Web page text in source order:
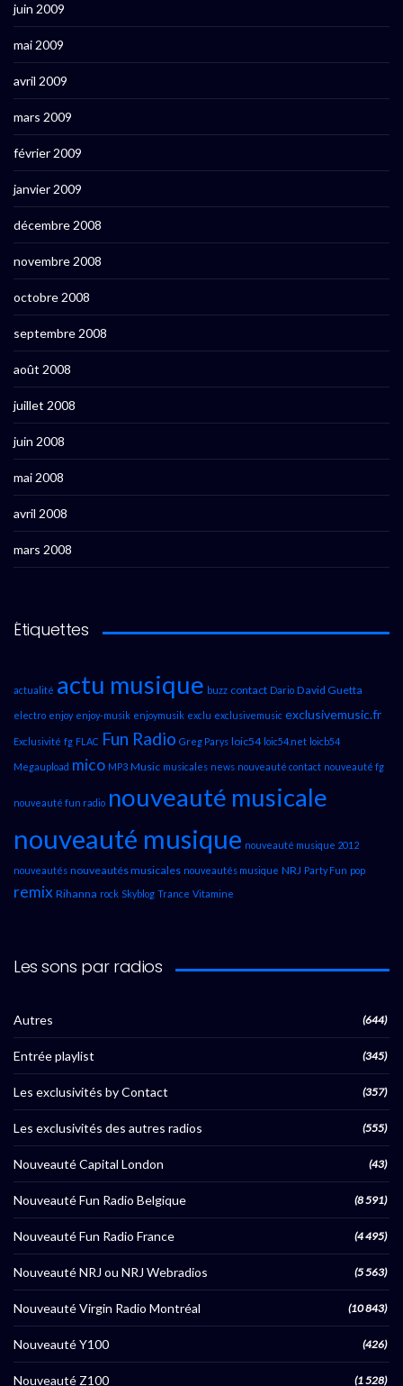
juin 2009
mai 2009
avril 2009
mars 2009
février 2009
janvier 2009
décembre 2008
novembre 2008
octobre 2008
septembre 2008
août 2008
juillet 2008
juin 2008
mai 2008
avril 2008
mars 2008
Étiquettes
actualité actu musique buzz contact Dario David Guetta
electro enjoy enjoy-musik enjoymusik exclu exclusivemusic exclusivemusic.fr
Exclusivité fg FLAC Fun Radio Greg Parys loic54 loic54.net loicb54
Megaupload mico MP3 Music musicales news nouveauté contact nouveauté fg
nouveauté fun radio nouveauté musicale
nouveauté musique nouveauté musique 2012
nouveautés nouveautés musicales nouveautés musique NRJ Party Fun pop
remix Rihanna rock Skyblog Trance Vitamine
Les sons par radios
Autres (644)
Entrée playlist (345)
Les exclusivités by Contact (357)
Les exclusivités des autres radios (555)
Nouveauté Capital London (43)
Nouveauté Fun Radio Belgique (8 591)
Nouveauté Fun Radio France (4 495)
Nouveauté NRJ ou NRJ Webradios (5 563)
Nouveauté Virgin Radio Montréal (10 843)
Nouveauté Y100 (426)
Nouveauté Z100 (1 528)